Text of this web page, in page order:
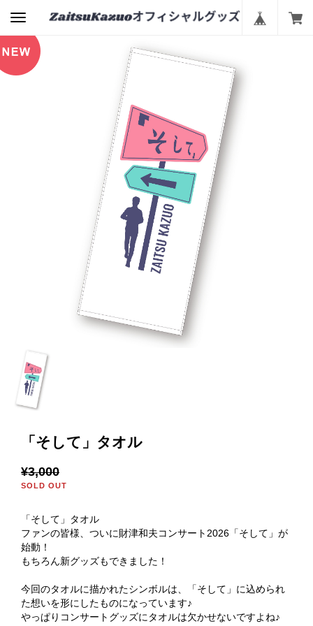
「そして」タオル
¥3,000
SOLD OUT
「そして」タオル
ファンの皆様、ついに財津和夫コンサート2026「そして」が
始動！
もちろん新グッズもできました！
今回のタオルに描かれたシンボルは、「そして」に込められ
た想いを形にしたものになっています♪
やっぱりコンサートグッズにタオルは欠かせないですよね♪